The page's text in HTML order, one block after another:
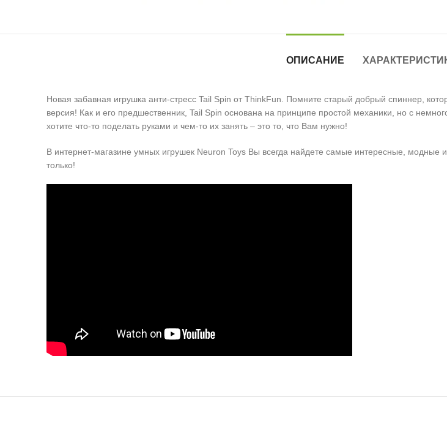
ОПИСАНИЕ
Новая забавная игрушка анти-стресс Tail Spin от ThinkFun. Помните старый добрый спиннер,
версия! Как и его предшественник, Tail Spin основана на принципе простой механики, но с
хотите что-то поделать руками и чем-то их занять – это то, что Вам нужно!
В интернет-магазине умных игрушек Neuron Toys Вы всегда найдете самые интересные,
только!